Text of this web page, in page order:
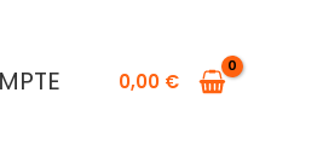
0,00 €